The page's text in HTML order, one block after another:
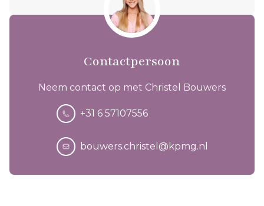
Contactpersoon
Neem contact op met Christel Bouwers
+31 6 57107556
bouwers.christel@kpmg.nl